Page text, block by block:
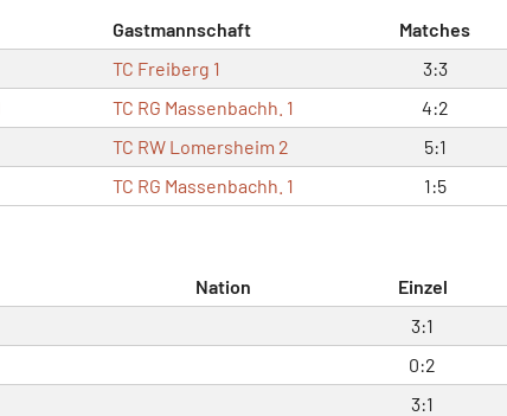
Gastmannschaft Matches
TC Freiberg 1 3:3
TC RG Massenbachh. 1 4:2
TC RW Lomersheim 2 5:1
TC RG Massenbachh. 1 1:5
Nation Einzel
3:1
0:2
3:1